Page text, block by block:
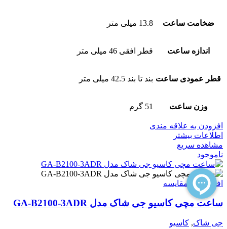
ضخامت ساعت 13.8 میلی متر
اندازه ساعت قطر افقی 46 میلی متر
قطر عمودی ساعت بند تا بند 42.5 میلی متر
وزن ساعت 51 گرم
افزودن به علاقه مندی
اطلاعات بیشتر
مشاهده سریع
ناموجود
افزودن به مقایسه
ساعت مچی کاسیو جی شاک مدل GA-B2100-3ADR
جی شاک, کاسیو